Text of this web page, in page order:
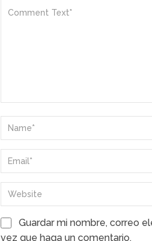
Guardar mi nombre, correo
vez que haga un comentario.